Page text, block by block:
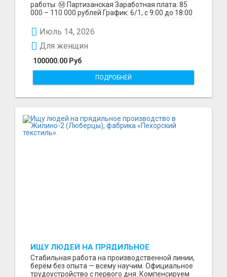
работы: Ⓜ️ Партизанская Заработная плата: 85
000 – 110 000 рублей График: 6/1, с 9:00 до 18:00
Июль 14, 2026
100000.00 Руб
Для женщин
ПОДРОБНЕЙ
ИЩУ ЛЮДЕЙ НА ПРЯДИЛЬНОЕ
ПРОИЗВОДСТВО В ЖИЛИНО-2
(ЛЮБЕРЦЫ), ФАБРИКА «ПЕХОРСКИЙ
ТЕКСТИЛЬ»
Стабильная работа на производственной линии,
берём без опыта — всему научим. Официальное
трудоустройство с первого дня. Компенсируем